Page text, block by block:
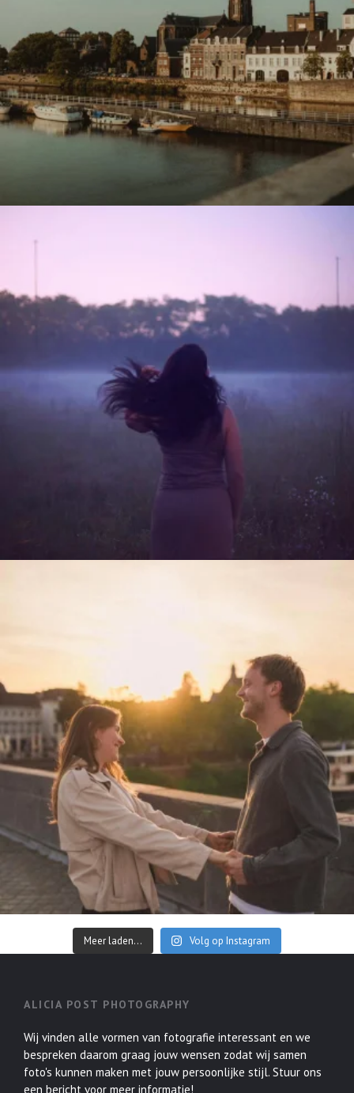
Meer laden... Volg op Instagram
ALICIA POST PHOTOGRAPHY
Wij vinden alle vormen van fotografie interessant en we
bespreken daarom graag jouw wensen zodat wij samen
foto's kunnen maken met jouw persoonlijke stijl. Stuur ons
een bericht voor meer informatie!